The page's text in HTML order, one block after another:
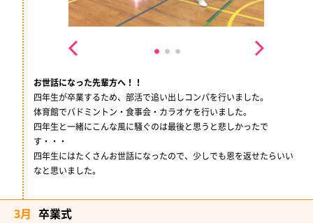
お世話になった先輩方へ！！
四年生が卒業するため、部活で追い出しコンパを行いました。
体育館でバドミントン・食事会・カラオケを行いました。
四年生と一緒にこんな風に騒ぐのは最後と思うと悲しかったで
す・・・
四年生にはたくさんお世話になったので、少しでも恩を返せたらいい
なと思いました。
3月 卒業式